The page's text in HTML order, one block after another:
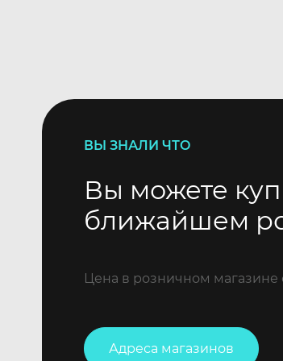
ВЫ ЗНАЛИ ЧТО
Вы можете
ближайшем
Цена в розничном магазине
Адреса магазинов